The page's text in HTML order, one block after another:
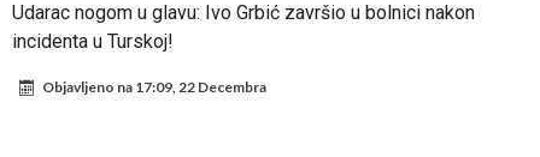
novac od UEFA
Mourinho uvodi strogu disciplinu u Real Madrid. Ovo su tri nova
Udarac nogom u glavu: Ivo Grbić završio u bolnici nakon
incidenta u Turskoj!
Objavljeno na 17:09, 22 Decembra